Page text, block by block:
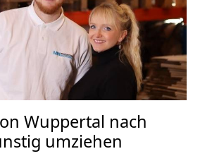
Wuppertal nach
umziehen